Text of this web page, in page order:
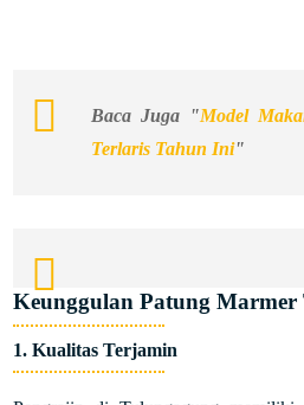
Baca Juga "Model
Terlaris Tahun Ini"
Keunggulan Patung Marmer
1.Kualitas Terjamin